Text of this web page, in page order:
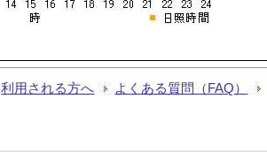
利用される方へ よくある質問（FAQ）